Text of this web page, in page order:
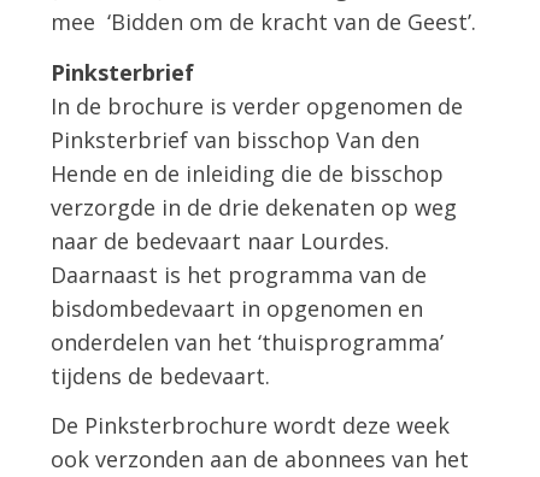
mee ‘Bidden om de kracht van de Geest’.
Pinksterbrief
In de brochure is verder opgenomen de
Pinksterbrief van bisschop Van den
Hende en de inleiding die de bisschop
verzorgde in de drie dekenaten op weg
naar de bedevaart naar Lourdes.
Daarnaast is het programma van de
bisdombedevaart in opgenomen en
onderdelen van het ‘thuisprogramma’
tijdens de bedevaart.
De Pinksterbrochure wordt deze week
ook verzonden aan de abonnees van het